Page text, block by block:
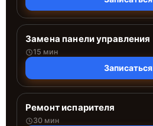
Замена панели управления
15 мин
Записаться
Ремонт испарителя
30 мин